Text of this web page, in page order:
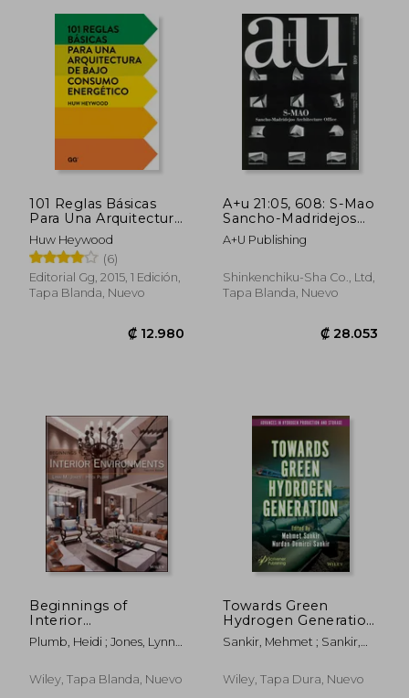
₡ 12.375 ₡
101 Reglas Básicas
Para Una Arquitectura
de Bajo Consumo
Energético
Huw Heywood
(6)
Editorial Gg, 2015, 1 Edición,
Tapa Blanda, Nuevo
A+u 21:05, 608: S-Mao
Sancho-Madridejos
Architecture Office
(en Inglés)
A+u Publishing
Shinkenchiku-Sha Co., Ltd,
Tapa Blanda, Nuevo
Beginnings of
Interior
Environments (en
Inglés)
Plumb, Heidi ; Jones, Lynn
Wiley, Tapa Blanda, Nuevo
Towards Green
Hydrogen Generation
(en Inglés)
Sankir, Mehmet ; Sankir,
Wiley, Tapa Dura, Nuevo